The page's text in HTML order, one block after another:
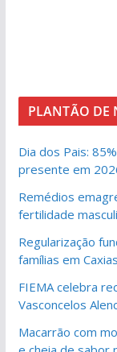
PLANTÃO DE
Dia dos Pais:
presente em
Remédios
fertilidade
Regularização
famílias em Caxias
FIEMA celebra
Vasconcelos
Macarrão com